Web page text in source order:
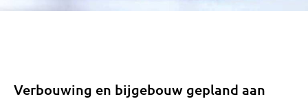
Verbouwing en bijgebouw gepland aan